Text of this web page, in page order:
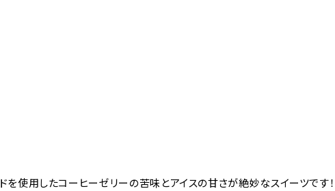
を使用したコーヒーゼリーの苦味とアイスの甘さが絶妙なスイーツです